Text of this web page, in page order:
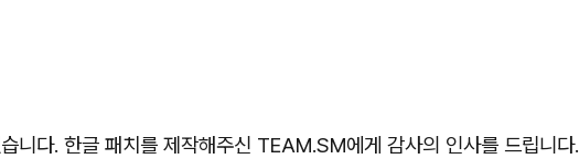
니다. 한글 패치를 제작해주신 TEAM.SM에게 감사의 인사를 드립니다.